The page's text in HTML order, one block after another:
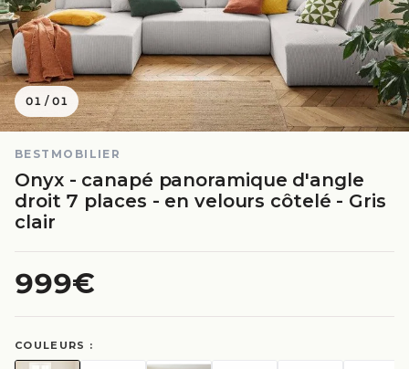
01 /01
BESTMOBILIER
Onyx - canapé panoramique d'angle
droit 7 places - en velours côtelé - Gris
clair
999€
COULEURS :